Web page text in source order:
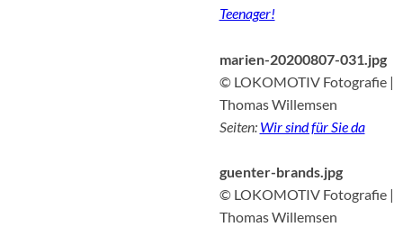
Teenager!
marien-20200807-031.jpg
© LOKOMOTIV Fotografie |
Thomas Willemsen
Seiten: Wir sind für Sie da
guenter-brands.jpg
© LOKOMOTIV Fotografie |
Thomas Willemsen